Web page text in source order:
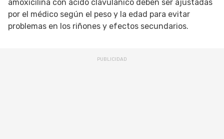
amoxicilina con ácido clavulánico deben ser ajustadas
por el médico según el peso y la edad para evitar
problemas en los riñones y efectos secundarios.